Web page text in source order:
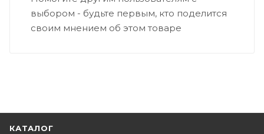
выбором - будьте первым, кто поделится
своим мнением об этом товаре
КАТАЛОГ